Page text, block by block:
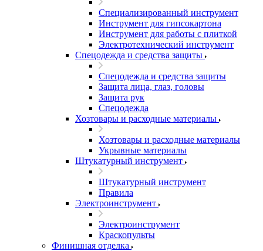
Специализированный инструмент
Инструмент для гипсокартона
Инструмент для работы с плиткой
Электротехнический инструмент
Спецодежда и средства защиты
Спецодежда и средства защиты
Защита лица, глаз, головы
Защита рук
Спецодежда
Хозтовары и расходные материалы
Хозтовары и расходные материалы
Укрывные материалы
Штукатурный инструмент
Штукатурный инструмент
Правила
Электроинструмент
Электроинструмент
Краскопульты
Финишная отделка